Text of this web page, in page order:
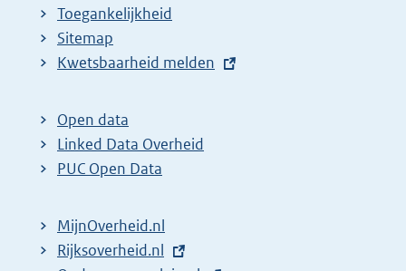
Toegankelijkheid
Sitemap
E
t
e
r
l
i
Kwetsbaarheid melden
Open data
Linked Data Overheid
PUC Open Data
MijnOverheid.nl
E
Rijksoverheid.nl